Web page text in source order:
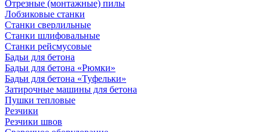
Отрезные (монтажные) пилы
Лобзиковые станки
Станки сверлильные
Станки шлифовальные
Станки рейсмусовые
Бадьи для бетона
Бадьи для бетона «Рюмки»
Бадьи для бетона «Туфельки»
Затирочные машины для бетона
Пушки тепловые
Резчики
Резчики швов